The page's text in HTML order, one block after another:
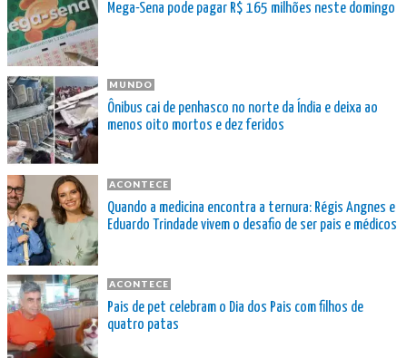
Mega-Sena pode pagar R$ 165 milhões neste domingo
MUNDO
Ônibus cai de penhasco no norte da Índia e deixa ao
menos oito mortos e dez feridos
ACONTECE
Quando a medicina encontra a ternura: Régis Angnes e
Eduardo Trindade vivem o desafio de ser pais e médicos
ACONTECE
Pais de pet celebram o Dia dos Pais com filhos de
quatro patas